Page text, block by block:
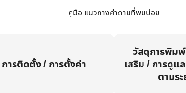
คู่มือ แนวทางคำถามที่พบบ่อย
การติดตั้ง / การตั้งค่า
วัสดุการพิม
เสริม / การดูแ
ตามระ